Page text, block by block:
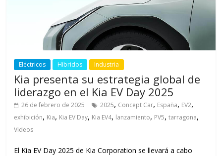
Eléctricos Híbridos Industria
Kia presenta su estrategia global de
liderazgo en el Kia EV Day 2025
26 de febrero de 2025 2025, Concept Car, España, EV2,
exhibición, Kia, Kia EV Day, Kia EV4, lanzamiento, PV5,tarragona,
Videos
El Kia EV Day 2025 de Kia Corporation se llevará a cabo